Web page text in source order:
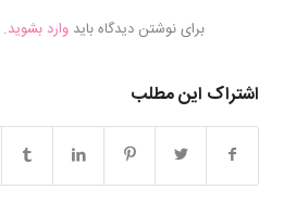
برای نوشتن دیدگاه باید وارد بشوید.
اشتراک این مطلب